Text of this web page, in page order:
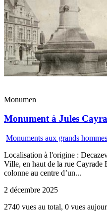
Monumen
Monument à Jules
Monuments aux grands hommes
Localisation à l'origine :
Ville, en haut de la rue Cayrade
colonne au centre d’un...
2 décembre 2025
2740 vues au total, 0 vues